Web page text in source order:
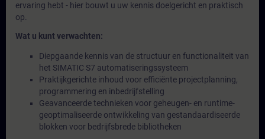
ervaring hebt - hier bouwt u uw kennis doelgericht en praktisch
op.
Wat u kunt verwachten:
Diepgaande kennis van de structuur en functionaliteit van
het SIMATIC S7 automatiseringssysteem
Praktijkgerichte inhoud voor efficiënte projectplanning,
programmering en inbedrijfstelling
Geavanceerde technieken voor geheugen- en runtime-
geoptimaliseerde ontwikkeling van gestandaardiseerde
blokken voor bedrijfsbrede bibliotheken